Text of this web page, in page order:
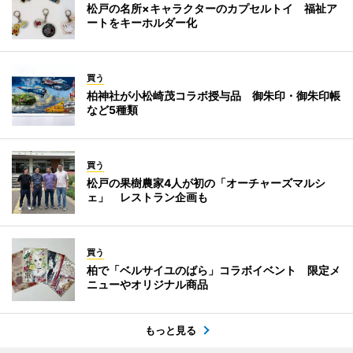
松戸の名所×キャラクターのカプセルトイ 福祉ア
ートをキーホルダー化
買う
柏神社が小松崎茂コラボ授与品 御朱印・御朱印帳
など5種類
買う
松戸の果樹農家4人が初の「オーチャーズマルシ
ェ」 レストラン企画も
買う
柏で「ベルサイユのばら」コラボイベント 限定メ
ニューやオリジナル商品
もっと見る